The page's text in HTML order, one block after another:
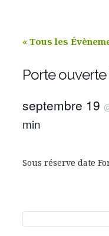
« Tous les
Porte ouverte
septembre 19
min
Sous réserve date